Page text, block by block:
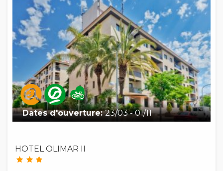
Dates d'ouverture:23/03 - 01/11
HOTEL OLIMAR II